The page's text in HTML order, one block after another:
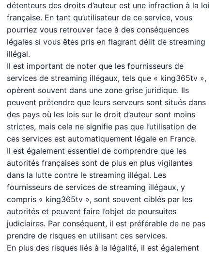
détenteurs des droits d’auteur est une infraction à la loi
française. En tant qu’utilisateur de ce service, vous
pourriez vous retrouver face à des conséquences
légales si vous êtes pris en flagrant délit de streaming
illégal.
Il est important de noter que les fournisseurs de
services de streaming illégaux, tels que « king365tv »,
opèrent souvent dans une zone grise juridique. Ils
peuvent prétendre que leurs serveurs sont situés dans
des pays où les lois sur le droit d’auteur sont moins
strictes, mais cela ne signifie pas que l’utilisation de
ces services est automatiquement légale en France.
Il est également essentiel de comprendre que les
autorités françaises sont de plus en plus vigilantes
dans la lutte contre le streaming illégal. Les
fournisseurs de services de streaming illégaux, y
compris « king365tv », sont souvent ciblés par les
autorités et peuvent faire l’objet de poursuites
judiciaires. Par conséquent, il est préférable de ne pas
prendre de risques en utilisant ces services.
En plus des risques liés à la légalité, il est également